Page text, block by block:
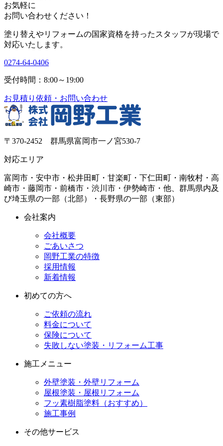
お気軽に
お問い合わせください！
塗り替えやリフォームの国家資格を持ったスタッフが現場で
対応いたします。
0274-64-0406
受付時間：8:00～19:00
お見積り依頼・お問い合わせ
〒370-2452 群馬県富岡市一ノ宮530-7
対応エリア
富岡市・安中市・松井田町・甘楽町・下仁田町・南牧村・高
崎市・藤岡市・前橋市・渋川市・伊勢崎市・他、群馬県内及
び埼玉県の一部（北部）・長野県の一部（東部）
会社案内
会社概要
ごあいさつ
岡野工業の特徴
採用情報
新着情報
初めての方へ
ご依頼の流れ
料金について
保険について
失敗しない塗装・リフォーム工事
施工メニュー
外壁塗装・外壁リフォーム
屋根塗装・屋根リフォーム
フッ素樹脂塗料（おすすめ）
施工事例
その他サービス